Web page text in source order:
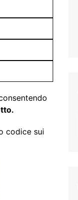
codice sui